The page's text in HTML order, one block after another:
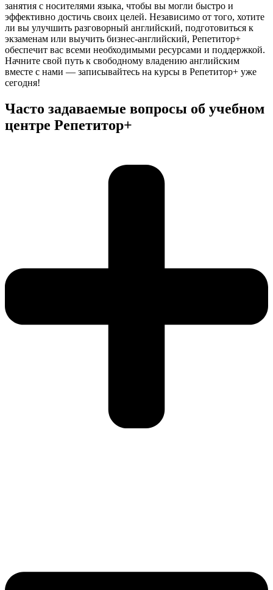
занятия с носителями языка, чтобы вы могли быстро и
эффективно достичь своих целей. Независимо от того, хотите
ли вы улучшить разговорный английский, подготовиться к
экзаменам или выучить бизнес-английский, Репетитор+
обеспечит вас всеми необходимыми ресурсами и поддержкой.
Начните свой путь к свободному владению английским
вместе с нами — записывайтесь на курсы в Репетитор+ уже
сегодня!
Часто задаваемые вопросы об учебном
центре Репетитор+